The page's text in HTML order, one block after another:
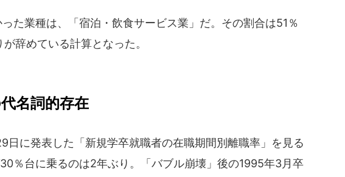
た業種は、「宿泊・飲食サービス業」だ。その割合は51％
辞めている計算となった。
名詞的存在
日に発表した「新規学卒就職者の在職期間別離職率」を見る
％台に乗るのは2年ぶり。「バブル崩壊」後の1995年3月卒